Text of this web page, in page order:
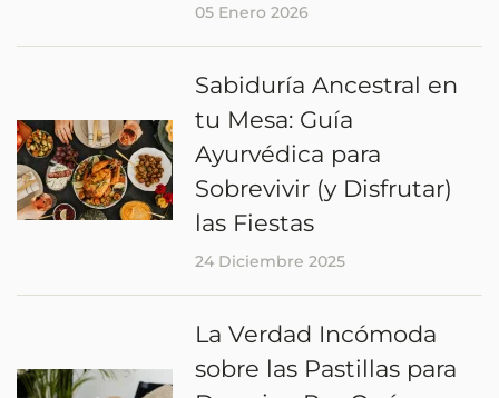
05 Enero 2026
Sabiduría Ancestral en
tu Mesa: Guía
Ayurvédica para
Sobrevivir (y Disfrutar)
las Fiestas
24 Diciembre 2025
La Verdad Incómoda
sobre las Pastillas para